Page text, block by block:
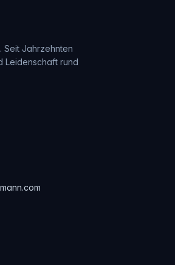
Seit Jahrzehnten
Leidenschaft rund